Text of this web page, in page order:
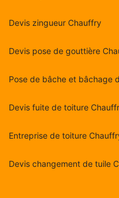
Devis zingueur Chauffry
Devis pose de gouttière
Pose de bâche et bâchage
Devis fuite de toiture
Entreprise de toiture
Devis changement de tuile